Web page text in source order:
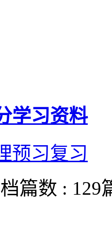
学习资料
预习复习
篇数 : 129